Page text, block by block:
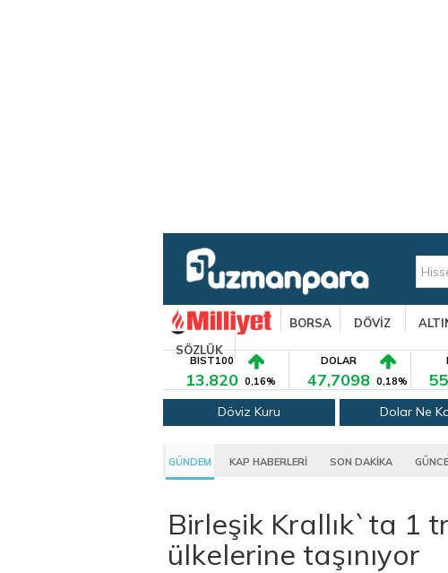
BORSA DÖVİZ
SÖZLÜK
BIST100
13.820 0,16%
DOLAR
47,7098 0,18%
Döviz Kuru Dolar Ne
GÜNDEM KAP HABERLERİ SON DAKİKA
Birleşik Krallık`ta 1
ülkelerine taşınıyor